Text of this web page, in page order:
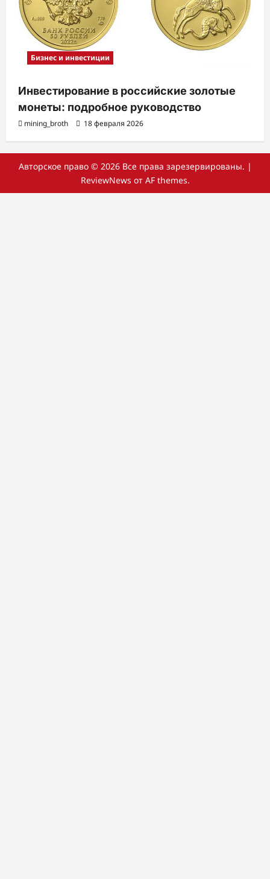
Бизнес и инвестиции
Инвестирование в российские золотые
монеты: подробное руководство
mining_broth 18 февраля 2026
Авторское право © 2026 Все права зарезервированы. |
ReviewNews от AF themes.